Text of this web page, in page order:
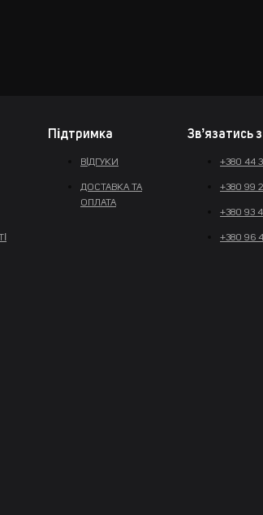
Підтримка
ВІДГУКИ
ДОСТАВКА ТА
ОПЛАТА
Звʼязатись
+380 44
+380 99
+380 93
+380 96